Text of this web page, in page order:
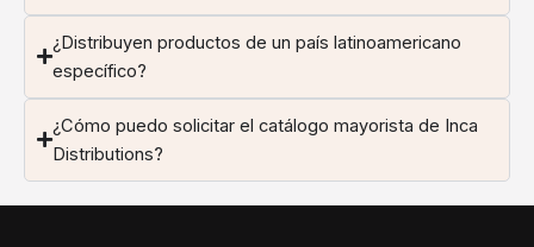
¿Distribuyen productos de un país latinoamericano
específico?
¿Cómo puedo solicitar el catálogo mayorista de Inca
Distributions?